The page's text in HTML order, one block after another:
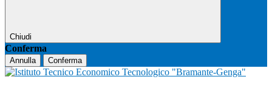
Chiudi
Conferma
Annulla Conferma